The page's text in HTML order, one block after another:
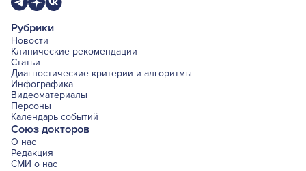
Рубрики
Новости
Клинические рекомендации
Статьи
Диагностические критерии и алгоритмы
Инфографика
Видеоматериалы
Персоны
Календарь событий
Союз докторов
О нас
Редакция
СМИ о нас